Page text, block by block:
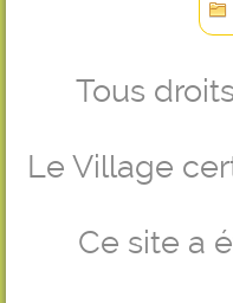
Tous
Le Village
Ce site a